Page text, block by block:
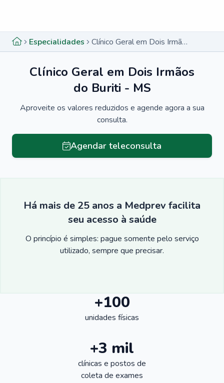
Especialidades Clínico Geral em Dois Irmãos do Buriti - MS
Clínico Geral em Dois Irmãos
do Buriti - MS
Aproveite os valores reduzidos e agende agora a sua
consulta.
Agendar teleconsulta
Há mais de 25 anos a Medprev facilita
seu acesso à saúde
O princípio é simples: pague somente pelo serviço
utilizado, sempre que precisar.
+100
unidades físicas
+3 mil
clínicas e postos de
coleta de exames